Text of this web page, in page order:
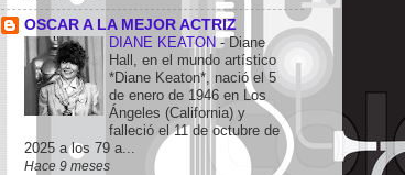
OSCAR A LA MEJOR ACTRIZ
DIANE KEATON-Diane
Hall, en el mundo artístico
*Diane Keaton*, nació el 5
de enero de 1946 en Los
Ángeles (California) y
falleció el 11 de octubre de
2025 a los 79 a...
Hace 9 meses